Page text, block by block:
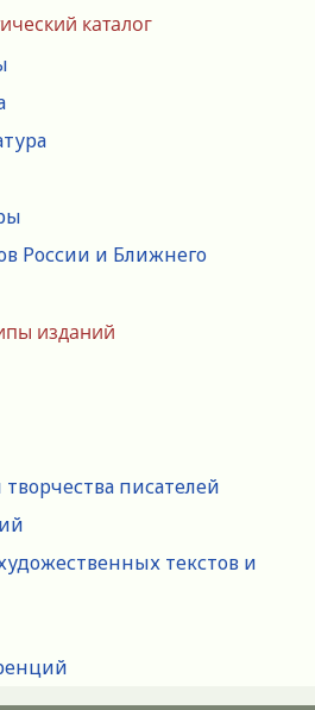
каталог
России и Ближнего
изданий
писателей
текстов и